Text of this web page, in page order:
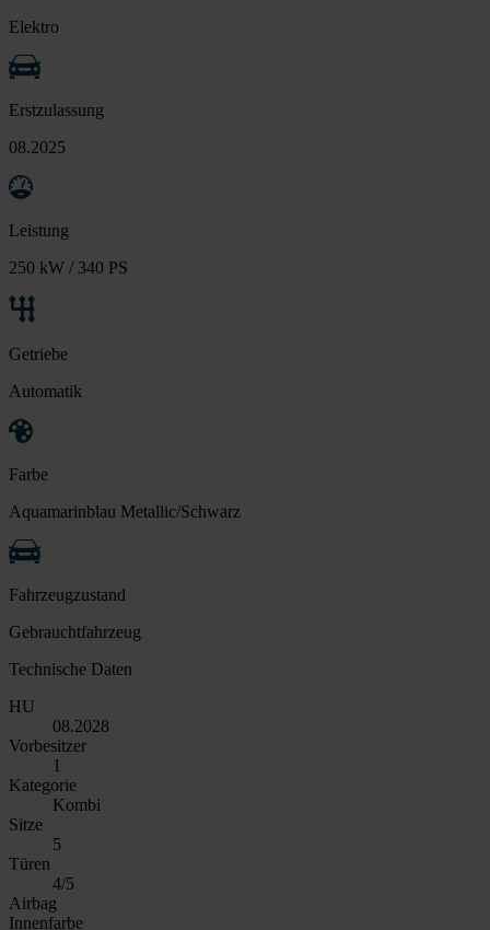
Elektro
Erstzulassung
08.2025
Leistung
250 kW / 340 PS
Getriebe
Automatik
Farbe
Aquamarinblau Metallic/Schwarz
Fahrzeugzustand
Gebrauchtfahrzeug
Technische Daten
HU
08.2028
Vorbesitzer
1
Kategorie
Kombi
Sitze
5
Türen
4/5
Airbag
Innenfarbe